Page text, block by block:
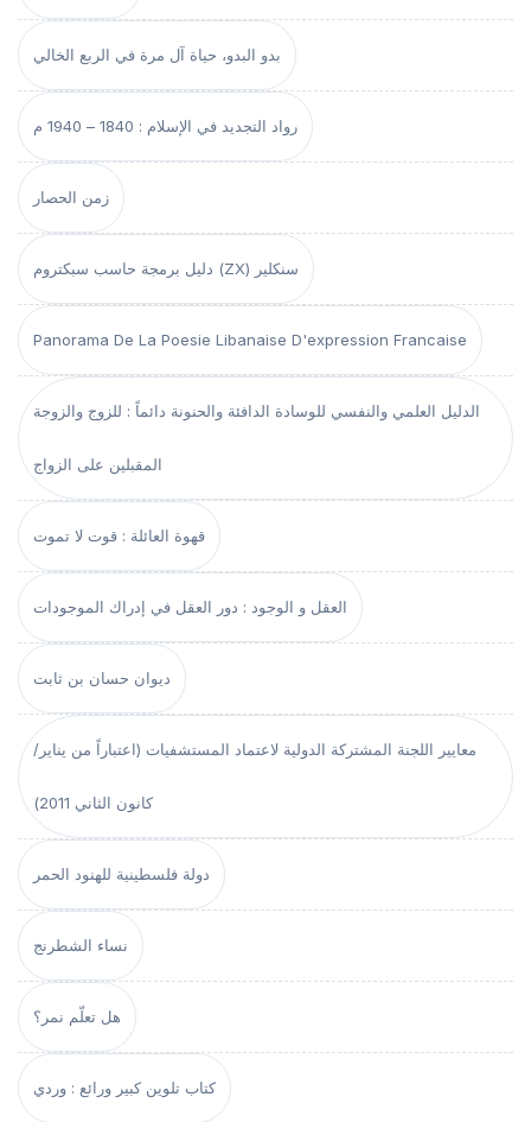
بدو البدو، حياة آل مرة في الربع الخالي
رواد التجديد في الإسلام : 1840 – 1940 م
زمن الحصار
دليل برمجة حاسب سبكتروم (ZX) سنكلير
Panorama De La Poesie Libanaise D'expression Francaise
الدليل العلمي والنفسي للوسادة الدافئة والحنونة دائماً : للزوج والزوجة
المقبلين على الزواج
قهوة العائلة : قوت لا تموت
العقل و الوجود : دور العقل في إدراك الموجودات
ديوان حسان بن ثابت
معايير اللجنة المشتركة الدولية لاعتماد المستشفيات (اعتباراً من يناير/
كانون الثاني 2011)
دولة فلسطينية للهنود الحمر
نساء الشطرنج
هل تعلّم نمر؟
كتاب تلوين كبير ورائع : وردي